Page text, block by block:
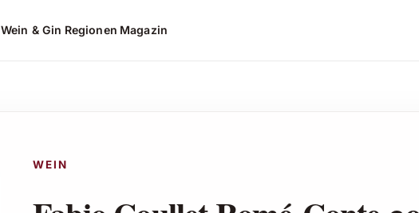
Wein & Gin Regionen Magazin
WEIN